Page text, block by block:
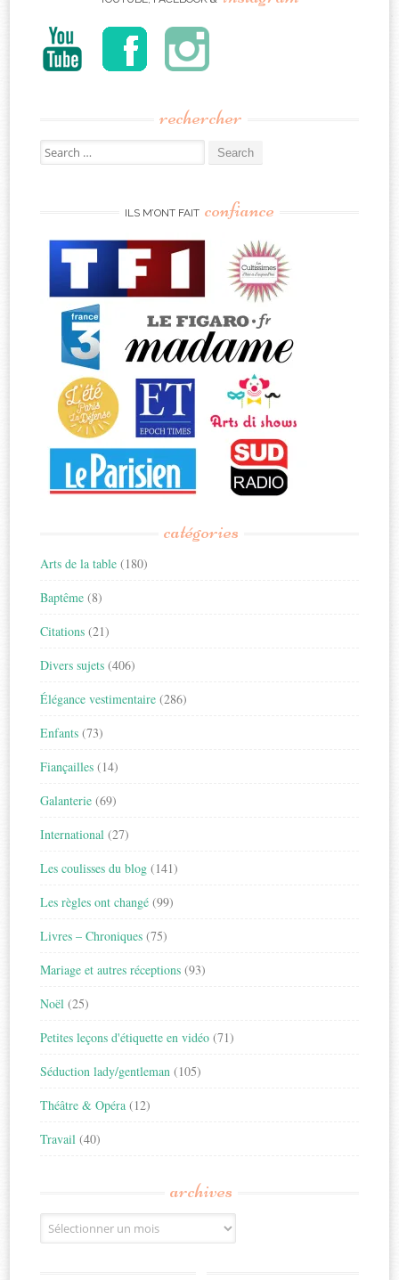
rechercher
Search
for:
ILS M’ONT FAIT confiance
catégories
Arts de la table (180)
Baptême (8)
Citations (21)
Divers sujets (406)
Élégance vestimentaire (286)
Enfants (73)
Fiançailles (14)
Galanterie (69)
International (27)
Les coulisses du blog (141)
Les règles ont changé (99)
Livres – Chroniques (75)
Mariage et autres réceptions (93)
Noël (25)
Petites leçons d'étiquette en vidéo (71)
Séduction lady/gentleman (105)
Théâtre & Opéra (12)
Travail (40)
archives
Archives